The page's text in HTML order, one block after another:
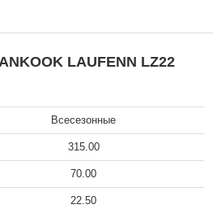
LAUFENN LZ22
Всесезонные
315.00
70.00
22.50